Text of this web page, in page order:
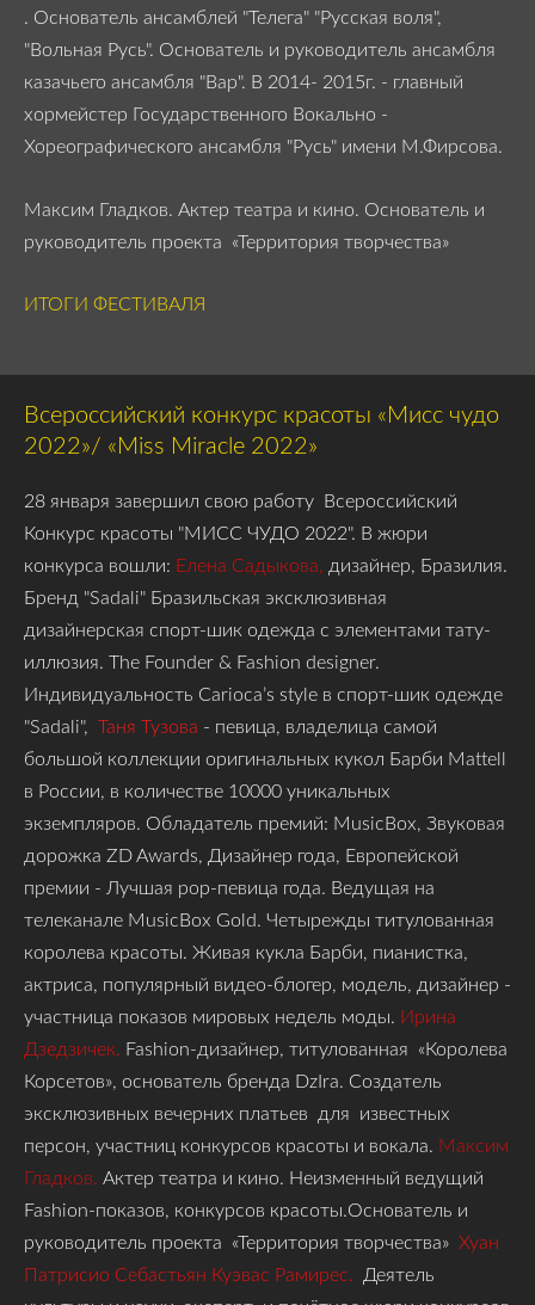
. Основатель ансамблей "Телега" "Русская воля",
"Вольная Русь". Основатель и руководитель ансамбля
казачьего ансамбля "Вар". В 2014- 2015г. - главный
хормейстер Государственного Вокально -
Хореографического ансамбля "Русь" имени М.Фирсова.
Максим Гладков. Актер театра и кино. Основатель и
руководитель проекта «Территория творчества»
ИТОГИ ФЕСТИВАЛЯ
Всероссийский конкурс красоты «Мисс чудо
2022»/ «Miss Miracle 2022»
28 января завершил свою работу Всероссийский
Конкурс красоты "МИСС ЧУДО 2022". В жюри
конкурса вошли: Елена Садыкова, дизайнер, Бразилия.
Бренд "Sadali" Бразильская эксклюзивная
дизайнерская спорт-шик одежда с элементами тату-
иллюзия. The Founder & Fashion designer.
Индивидуальность Carioca’s style в спорт-шик одежде
"Sadali", Таня Тузова - певица, владелица самой
большой коллекции оригинальных кукол Барби Mattell
в России, в количестве 10000 уникальных
экземпляров. Обладатель премий: MusicBox, Звуковая
дорожка ZD Awards, Дизайнер года, Европейской
премии - Лучшая pop-певица года. Ведущая на
телеканале MusicBox Gold. Четырежды титулованная
королева красоты. Живая кукла Барби, пианистка,
актриса, популярный видео-блогер, модель, дизайнер -
участница показов мировых недель моды. Ирина
Дзедзичек. Fashion-дизайнер, титулованная «Королева
Корсетов», основатель бренда DzIra. Создатель
эксклюзивных вечерних платьев для известных
персон, участниц конкурсов красоты и вокала. Максим
Гладков. Актер театра и кино. Неизменный ведущий
Fashion-показов, конкурсов красоты.Основатель и
руководитель проекта «Территория творчества» Хуан
Патрисио Себастьян Куэвас Рамирес. Деятель